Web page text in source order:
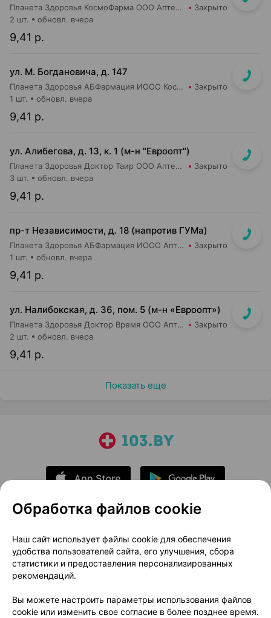
Планета Здоровья КосмоФарма ООО Аптека №19 Закрыто
9,41 р.
2 шт. обновл. вчера
ул. М. Богдановича, д. 147
Планета Здоровья АБФармация ИООО Косметический магазин №4 Закрыто
9,41 р.
1 шт. обновл. вчера
ул. Алибегова, д. 13, к. 1 (м-н "Евроопт")
Планета Здоровья Доктор Таир ООО Аптека №1 Закрыто
9,41 р.
3 шт. обновл. вчера
пр-т Независимости, д. 18 (напротив ГУМа)
Планета Здоровья АБФармация ИООО Аптека №1 Закрыто
9,41 р.
1 шт. обновл. вчера
ул. Налибокская, д. 36, пом. 5 (м-н «Евроопт»)
Планета Здоровья Доктор Время ООО Аптека №51 Закрыто
9,41 р.
2 шт. обновл. вчера
Показать еще
О проекте
Новости проекта
Размещение рекламы
Медицинский маркетинг
Публичный договор
Доставка
Способы оплаты
Вакансии
Партнеры
Обработка файлов cookie
Наш сайт использует файлы cookie для обеспечения
удобства пользователей сайта, его улучшения, сбора
статистики и предоставления персонализированных
рекомендаций.
Вы можете настроить параметры использования файлов
cookie или изменить свое согласие в более позднее время.